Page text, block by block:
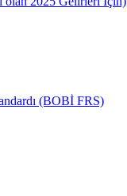
(BOBİ FRS)